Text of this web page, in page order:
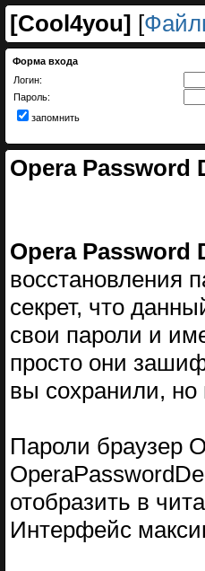
[Cool4you] [
Форма входа
Логин:
Пароль:
запомнить
Opera Password
Opera Password
восстановления
секрет, что
свои пароли и
просто они
вы сохранили, но
Пароли браузер
отобразить в
Интерфейс